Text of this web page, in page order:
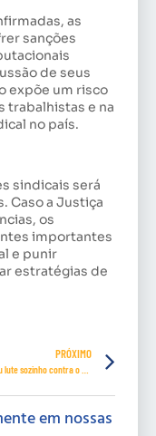
as
sanções
de seus
expõe um risco
trabalhistas e na
no país.
sindicais será
Caso a Justiça
os
importantes
e punir
estratégias de
PRÓXIMO
em nossas